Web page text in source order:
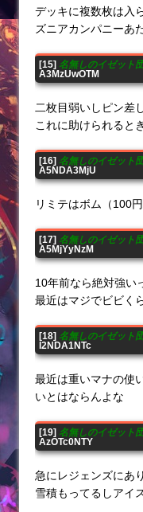
デッキに複数枚は入
ズニアカンパニーあ
[15] 名無しのイゼット
A3MzUwOTM
二枚目弱いしピン差
これに助けられると
[16] 名無しのイゼット
A5NDA3MjU
リミテはボム（100円
[17] 名無しのイゼット
A5MjYyNzM
10年前なら絶対強い
最近はマジでビビく
[18] 名無しのイゼット
I2NDA1NTc
最近は重いマナの使
いとはならんよな
[19] 名無しのイゼット
AzOTc0NTY
急にレジェンズにあ
雪積もってるしアイ